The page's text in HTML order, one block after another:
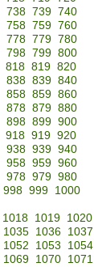
738 739 740
758 759 760
778 779 780
798 799 800
818 819 820
838 839 840
858 859 860
878 879 880
898 899 900
918 919 920
938 939 940
958 959 960
978 979 980
998 999
1000
1018 1019 1020
1035 1036
1037
1052 1053
1054
1069 1070
1071